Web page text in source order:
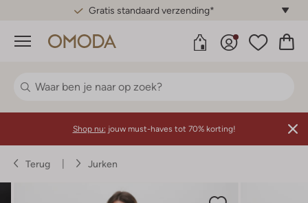
Gratis standaard verzending*
Menu
Shop nu: jouw must-haves tot 70% korting!
Terug Jurken